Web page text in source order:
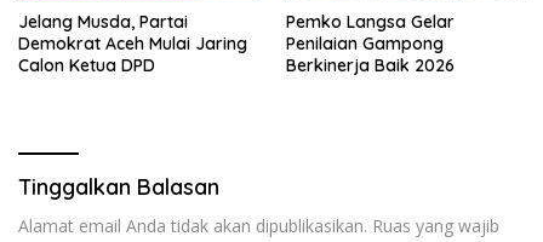
Jelang Musda, Partai
Demokrat Aceh Mulai Jaring
Calon Ketua DPD
Pemko Langsa Gelar
Penilaian Gampong
Berkinerja Baik 2026
Tinggalkan Balasan
Alamat email Anda tidak akan dipublikasikan. Ruas yang wajib